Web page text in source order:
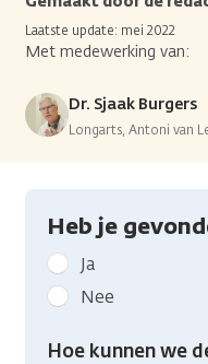
Laatste update: mei 2022
Met medewerking van:
Dr. Sjaak Burgers
Longarts, Antoni van
Heb je
Geef
kanker.nl
feedback:
Heb
Ja
Nee
Hoe kunnen we